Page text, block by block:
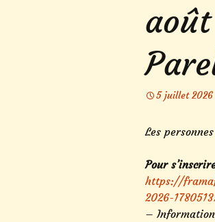
5 juillet 2026
Les
Pour
https://
2026-
–